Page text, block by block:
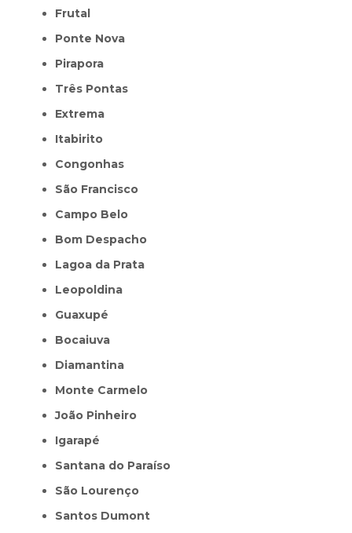
Frutal
Ponte Nova
Pirapora
Três Pontas
Extrema
Itabirito
Congonhas
São Francisco
Campo Belo
Bom Despacho
Lagoa da Prata
Leopoldina
Guaxupé
Bocaiuva
Diamantina
Monte Carmelo
João Pinheiro
Igarapé
Santana do Paraíso
São Lourenço
Santos Dumont